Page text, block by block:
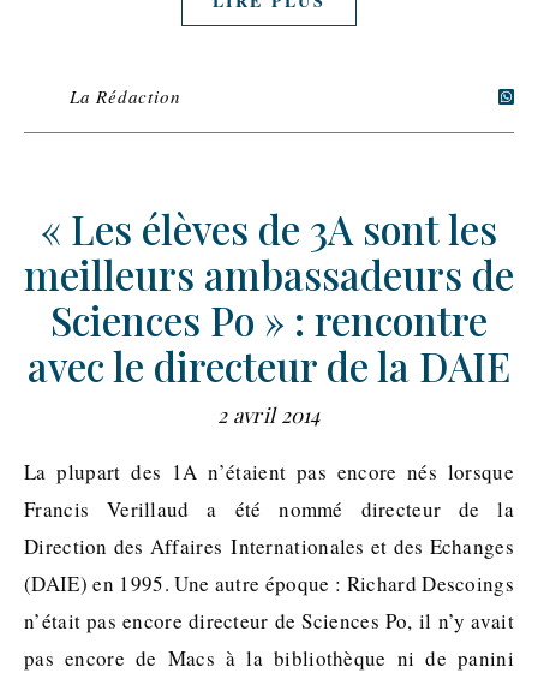
La Rédaction
« Les élèves de 3A sont les
meilleurs ambassadeurs de
Sciences Po » : rencontre
avec le directeur de la DAIE
2 avril 2014
La plupart des 1A n’étaient pas encore nés lorsque
Francis Verillaud a été nommé directeur de la
Direction des Affaires Internationales et des Echanges
(DAIE) en 1995. Une autre époque : Richard Descoings
n’était pas encore directeur de Sciences Po, il n’y avait
pas encore de Macs à la bibliothèque ni de panini